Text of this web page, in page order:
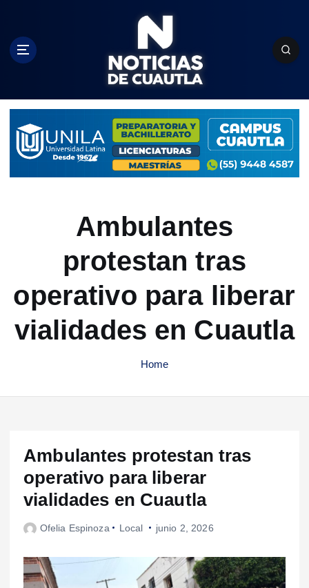
c
Ambulantes
protestan tras
operativo para liberar
vialidades en Cuautla
Home
Ambulantes protestan tras
operativo para liberar
vialidades en Cuautla
Ofelia Espinoza Local junio 2, 2026